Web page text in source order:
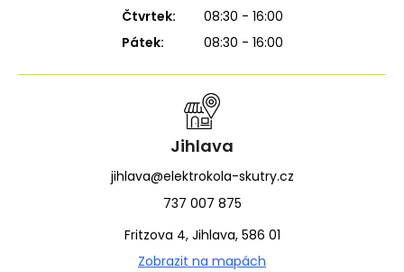
Čtvrtek:
08:30 - 16:00
Pátek:
08:30 - 16:00
Jihlava
jihlava@elektrokola-skutry.cz
737 007 875
Fritzova 4, Jihlava, 586 01
Zobrazit na mapách